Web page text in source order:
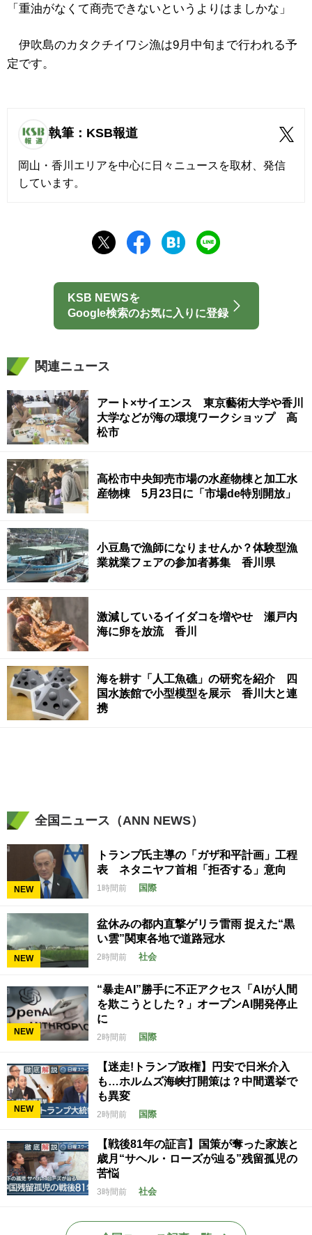
「重油がなくて商売できないというよりはましかな」
伊吹島のカタクチイワシ漁は9月中旬まで行われる予
定です。
執筆：KSB報道
岡山・香川エリアを中心に日々ニュースを取材、発信
しています。
KSB NEWSを
Google検索のお気に入りに登録
関連ニュース
アート×サイエンス 東京藝術大学や香川
大学などが海の環境ワークショップ 高
松市
高松市中央卸売市場の水産物棟と加工水
産物棟 5月23日に「市場de特別開放」
小豆島で漁師になりませんか？体験型漁
業就業フェアの参加者募集 香川県
激減しているイイダコを増やせ 瀬戸内
海に卵を放流 香川
海を耕す「人工魚礁」の研究を紹介 四
国水族館で小型模型を展示 香川大と連
携
全国ニュース（ANN NEWS）
NEW
トランプ氏主導の「ガザ和平計画」工程
表 ネタニヤフ首相「拒否する」意向
1時間前 国際
NEW
盆休みの都内直撃ゲリラ雷雨 捉えた“黒
い雲”関東各地で道路冠水
2時間前 社会
NEW
“暴走AI”勝手に不正アクセス「AIが人間
を欺こうとした？」オープンAI開発停止
に
2時間前 国際
NEW
【迷走!トランプ政権】円安で日米介入
も…ホルムズ海峡打開策は？中間選挙で
も異変
2時間前 国際
【戦後81年の証言】国策が奪った家族と
歳月“サヘル・ローズが辿る”残留孤児の
苦悩
3時間前 社会